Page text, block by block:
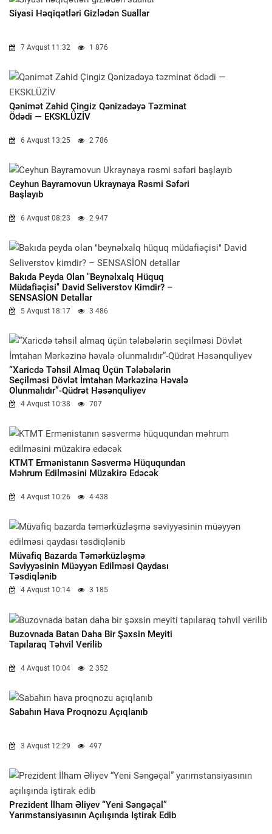
Siyasi Həqiqətləri Gizlədən Suallar
7 Avqust 11:32 1 876
Qənimət Zahid Çingiz Qənizadəyə Təzminat
Ödədi — EKSKLÜZİV
6 Avqust 13:25 2 786
Ceyhun Bayramovun Ukraynaya Rəsmi Səfəri
Başlayıb
6 Avqust 08:23 2 947
Bakıda Peyda Olan "beynəlxalq Hüquq
Müdafiəçisi" David Seliverstov Kimdir? –
SENSASİON Detallar
5 Avqust 18:17 3 486
“Xaricdə Təhsil Almaq Üçün Tələbələrin
Seçilməsi Dövlət İmtahan Mərkəzinə Həvalə
Olunmalıdır”-Qüdrət Həsənquliyev
4 Avqust 10:38 707
KTMT Ermənistanın Səsvermə Hüququndan
Məhrum Edilməsini Müzakirə Edəcək
4 Avqust 10:26 4 438
Müvafiq Bazarda Təmərküzləşmə
Səviyyəsinin Müəyyən Edilməsi Qaydası
Təsdiqlənib
4 Avqust 10:14 3 185
Buzovnada Batan Daha Bir Şəxsin Meyiti
Tapılaraq Təhvil Verilib
4 Avqust 10:04 2 352
Sabahın Hava Proqnozu Açıqlanıb
3 Avqust 12:29 497
Prezident İlham Əliyev “Yeni Səngəçal”
Yarımstansiyasının Açılışında Iştirak Edib